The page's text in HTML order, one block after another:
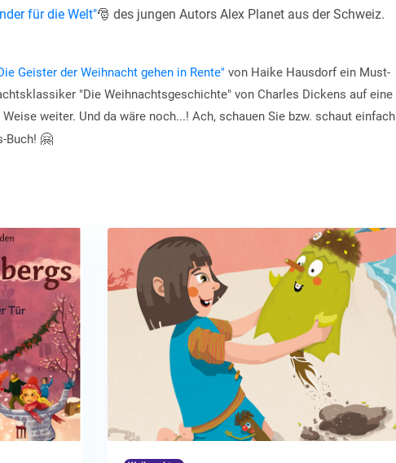
für die Welt"🎅 des jungen Autors Alex Planet aus der Schweiz.
Geister der Weihnacht gehen in Rente" von Haike Hausdorf ein Must-
"Die Weihnachtsgeschichte" von Charles Dickens auf eine
weiter. Und da wäre noch...! Ach, schauen Sie bzw. schaut einfach
Buch! 🤗